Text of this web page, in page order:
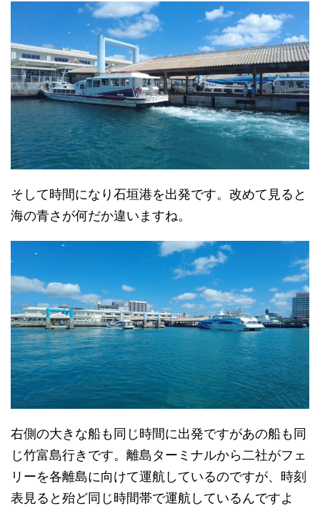
そして時間になり石垣港を出発です。改めて見ると
海の青さが何だか違いますね。
右側の大きな船も同じ時間に出発ですがあの船も同
じ竹富島行きです。離島ターミナルから二社がフェ
リーを各離島に向けて運航しているのですが、時刻
表見ると殆ど同じ時間帯で運航しているんですよ